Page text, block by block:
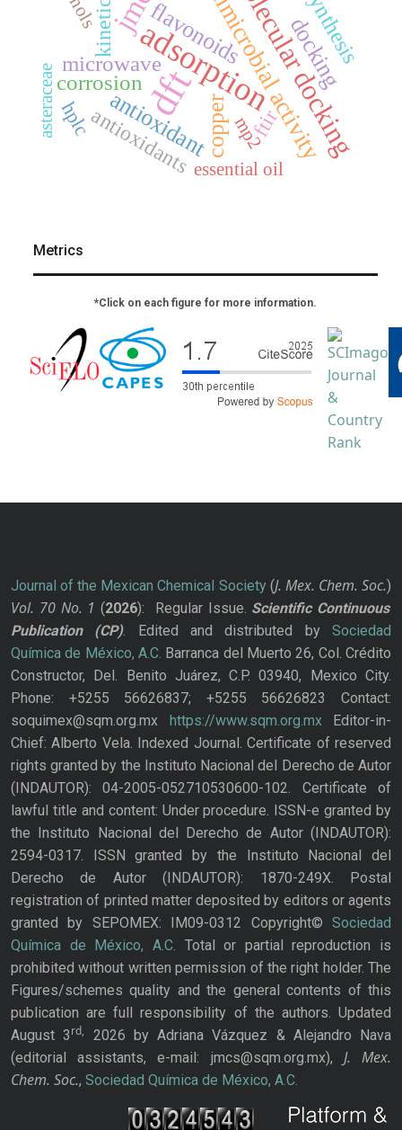
dft
adsorptionmolecular docking
antimicrobial activity
copper
antioxidant
flavonoids docking
microwave
corrosion
synthesis
kinetics
antioxidants ftir
hplc
asteraceae
essential oil
mp2
Metrics
*Click on each figure for more information.
Journal of the Mexican Chemical Society(J. Mex. Chem. Soc.)
Vol. 70 No. 1 (2026): Regular Issue. Scientific Continuous
Publication
(CP). Edited and distributed bySociedad
Química de México, A.C. Barranca del Muerto 26, Col. Crédito
Constructor, Del. Benito Juárez, C.P. 03940, Mexico City.
Phone: +5255 56626837; +5255 56626823 Contact:
soquimex@sqm.org.mx https://www.sqm.org.mxEditor-in-
Chief: Alberto Vela. Indexed Journal. Certificate of reserved
rights granted by the Instituto Nacional del Derecho de Autor
(INDAUTOR): 04-2005-052710530600-102. Certificate of
lawful title and content: Under procedure. ISSN-e granted by
the Instituto Nacional del Derecho de Autor (INDAUTOR):
2594-0317. ISSN granted by the Instituto Nacional del
Derecho de Autor (INDAUTOR): 1870-249X. Postal
registration of printed matter deposited by editors or agents
granted by SEPOMEX: IM09-0312 Copyright© Sociedad
Química de México, A.C. Total or partial reproduction is
prohibited without written permission of the right holder. The
Figures/schemes quality and the general contents of this
publication are full responsibility of the authors. Updated
August 3rd,
2026 by Adriana Vázquez & Alejandro Nava
(editorial assistants, e-mail: jmcs@sqm.org.mx), J. Mex.
Chem. Soc., Sociedad Química de México, A.C.